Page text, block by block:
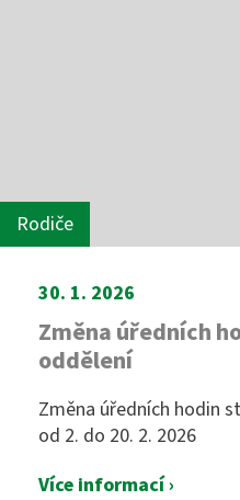
Rodiče
30. 1. 2026
Změna úředních
oddělení
Změna úředních hodin
od 2. do 20. 2. 2026
Více informací ›